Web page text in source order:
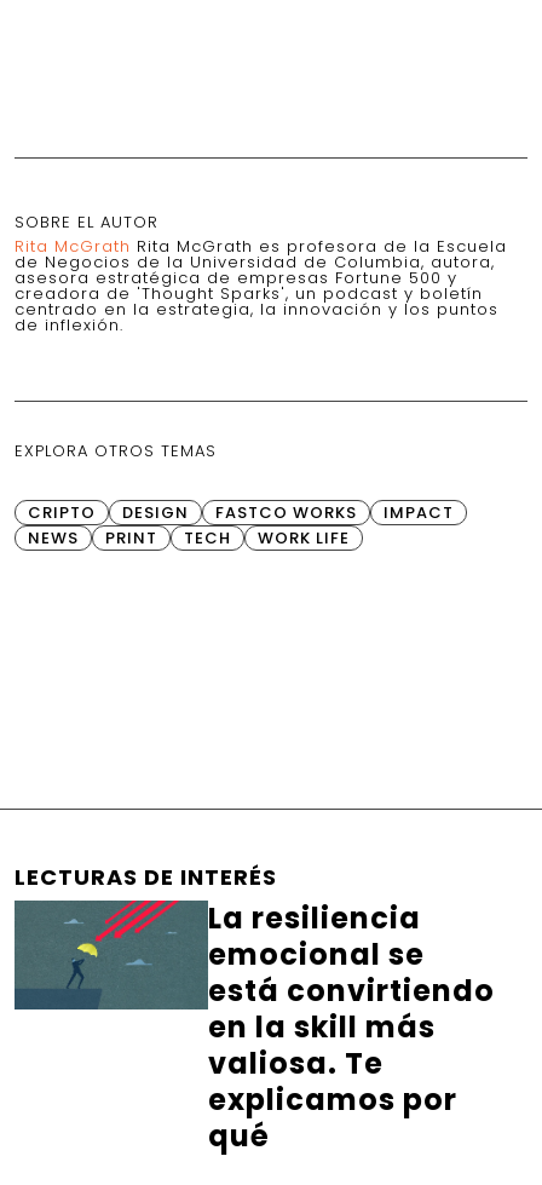
SOBRE EL AUTOR
Rita McGrath Rita McGrath es profesora de la Escuela
de Negocios de la Universidad de Columbia, autora,
asesora estratégica de empresas Fortune 500 y
creadora de 'Thought Sparks', un podcast y boletín
centrado en la estrategia, la innovación y los puntos
de inflexión.
EXPLORA OTROS TEMAS
CRIPTO DESIGN FASTCO WORKS
IMPACT
NEWS
PRINT TECH WORK LIFE
LECTURAS DE INTERÉS
La resiliencia
emocional se
está convirtiendo
en la skill más
valiosa. Te
explicamos por
qué